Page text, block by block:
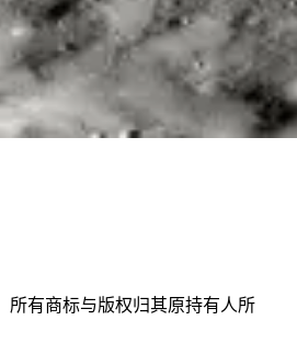
所有商标与版权归其原持有人所